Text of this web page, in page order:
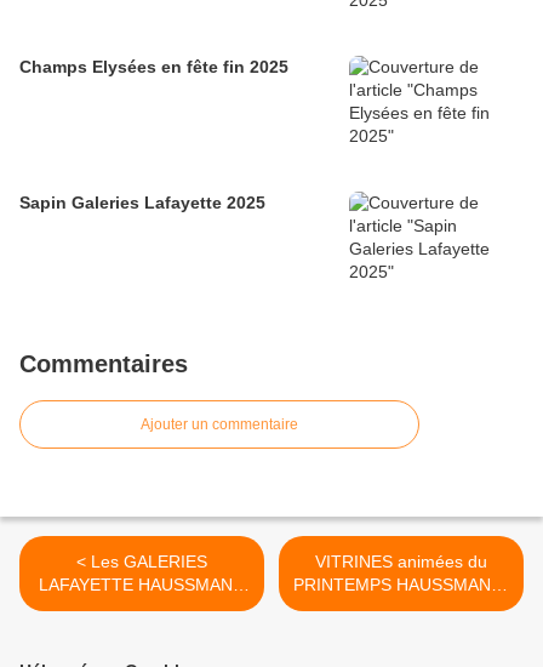
Champs Elysées en fête fin 2025
Sapin Galeries Lafayette 2025
Commentaires
Ajouter un commentaire
< Les GALERIES
LAFAYETTE HAUSSMANN
- Fin 2011
VITRINES animées du
PRINTEMPS HAUSSMANN-
Fin 2011 >